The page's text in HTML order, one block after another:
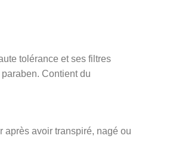
tolérance et ses filtres
Contient du
après avoir transpiré, nagé ou